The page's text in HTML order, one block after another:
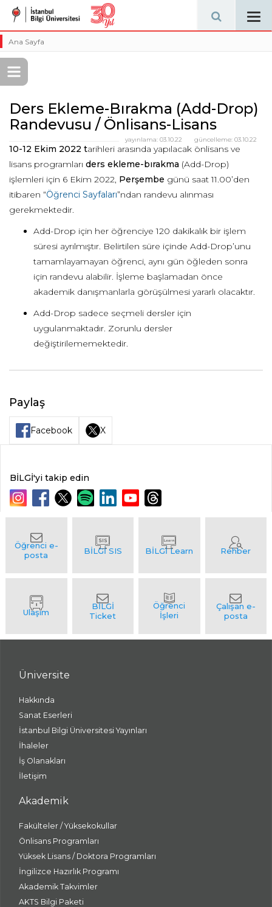
Ana Sayfa
Ders Ekleme-Bırakma (Add-Drop)
Randevusu / Önlisans-Lisans
güncelleme: 03.10.22
yayınlama: 03.10.22
10-12 Ekim 2022 tarihleri arasında yapılacak önlisans ve
lisans programları ders ekleme-bırakma (Add-Drop)
işlemleri için 6 Ekim 2022, Perşembe günü saat 11.00’den
itibaren “Öğrenci Sayfaları”ndan randevu alınması
gerekmektedir.
Add-Drop için her öğrenciye 120 dakikalık bir işlem
süresi ayrılmıştır. Belirtilen süre içinde Add-Drop’unu
tamamlayamayan öğrenci, aynı gün öğleden sonra
için randevu alabilir. İşleme başlamadan önce
akademik danışmanlarla görüşülmesi yararlı olacaktır.
Add-Drop sadece seçmeli dersler için
uygulanmaktadır. Zorunlu dersler
değiştirilememektedir.
Paylaş
Facebook X
BİLGİ'yi takip edin
Üniversite
Hakkında
Sanat Eserleri
İstanbul Bilgi Üniversitesi Yayınları
İhaleler
İş Olanakları
İletişim
Akademik
Fakülteler / Yüksekokullar
Önlisans Programları
Yüksek Lisans / Doktora Programları
İngilizce Hazırlık Programı
Akademik Takvimler
AKTS Bilgi Paketi